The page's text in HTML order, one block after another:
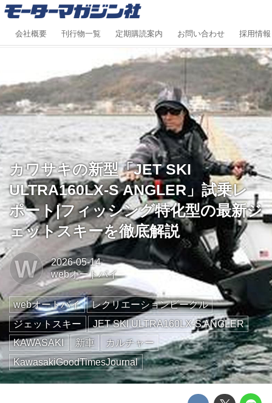
会社概要 刊行物一覧 定期購読案内 お問い合わせ 採用情報
カワサキの新型「JET SKI
ULTRA160LX-S ANGLER」試乗レ
ポート|フィッシング特化型の最新ジ
ェットスキーを徹底解説
W
2026-05-14
webオートバイ
webオートバイ
レクリエーションビークル
ジェットスキー
JET SKI ULTRA160LX-S ANGLER
KAWASAKI
新車
カルチャー
KawasakiGoodTimesJournal